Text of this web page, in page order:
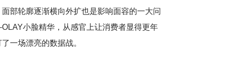
部轮廓逐渐横向外扩也是影响面容的一大问
小脸精华，从感官上让消费者显得更年
一场漂亮的数据战。